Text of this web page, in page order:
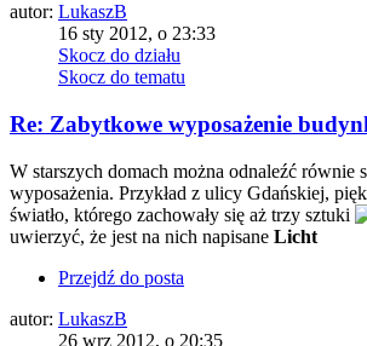
autor: LukaszB
16 sty 2012, o 23:33
Skocz do działu
Skocz do tematu
Re: Zabytkowe wyposażenie
W starszych domach można odnaleźć równie
wyposażenia. Przykład z ulicy Gdańskiej,
światło, którego zachowały się aż trzy sztuki
uwierzyć, że jest na nich napisane Licht
Przejdź do posta
autor: LukaszB
26 wrz 2012, o 20:35